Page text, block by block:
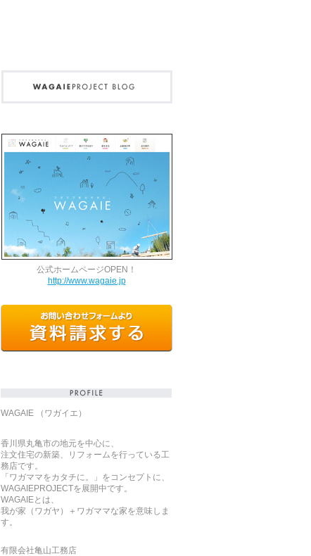
公式ホームページOPEN！
http://www.wagaie.jp
WAGAIE （ワガイエ）
香川県丸亀市の地元を中心に、
注文住宅の新築、リフォームを行っている工
務店です。
「ワガママをカタチに。」をコンセプトに、
WAGAIEPROJECTを展開中です。
WAGAIEとは、
我が家（ワガヤ）＋ワガママな家を意味しま
す。
有限会社亀山工務店